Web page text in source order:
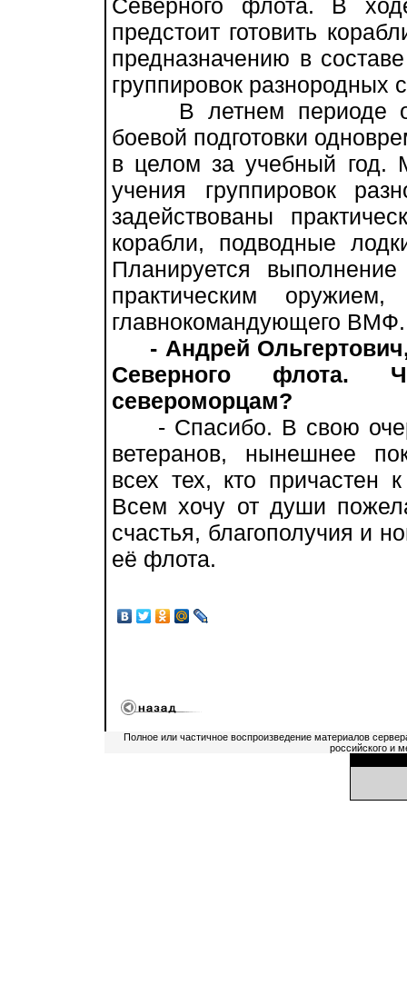
Северного флота. В
предстоит готовить
предназначению в
группировок разнородных
В летнем периоде
боевой подготовки
в целом за учебный год.
учения группировок
задействованы
корабли, подводные
Планируется
практическим
главнокомандующего ВМФ.
- Андрей
Северного флота.
североморцам?
- Спасибо. В свою
ветеранов, нынешнее
всех тех, кто причастен
Всем хочу от души
счастья, благополучия и
её флота.
Полное или частичное воспроизведение материалов
российского и